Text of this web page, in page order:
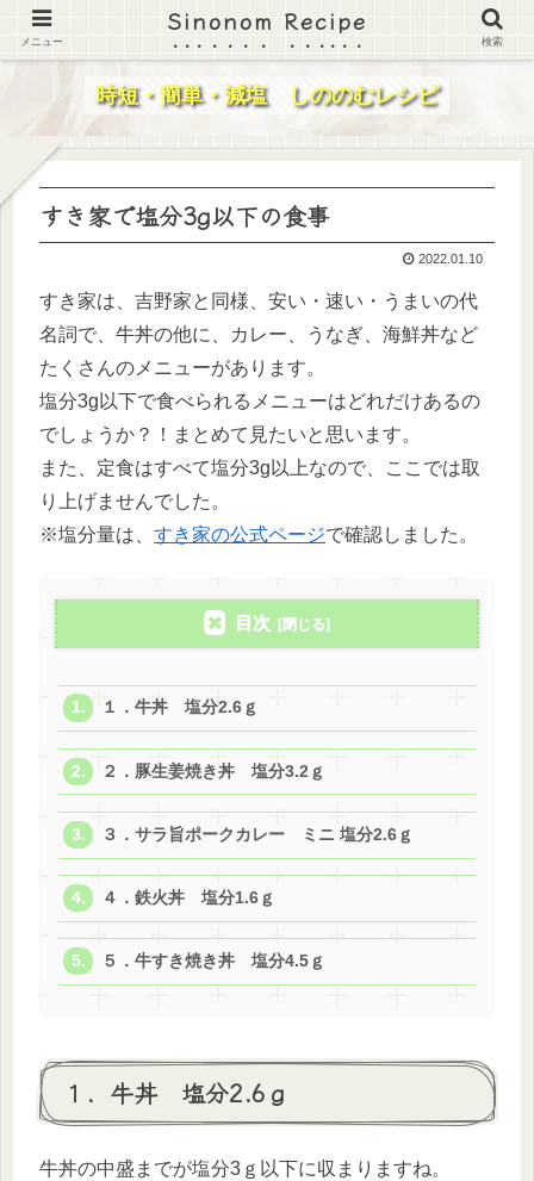
時短・簡単・減塩 しののむレシピ
すき家で塩分3g以下の食事
2022.01.10
すき家は、吉野家と同様、安い・速い・うまいの代
名詞で、牛丼の他に、カレー、うなぎ、海鮮丼など
たくさんのメニューがあります。
塩分3g以下で食べられるメニューはどれだけあるの
でしょうか？！まとめて見たいと思います。
また、定食はすべて塩分3g以上なので、ここでは取
り上げませんでした。
※塩分量は、 すき家の公式ページで確認しました。
目次
１．牛丼 塩分2.6ｇ
２．豚生姜焼き丼 塩分3.2ｇ
３．サラ旨ポークカレー ミニ 塩分2.6ｇ
４．鉄火丼 塩分1.6ｇ
５．牛すき焼き丼 塩分4.5ｇ
１．牛丼 塩分2.6ｇ
牛丼の中盛までが塩分3ｇ以下に収まりますね。
メニュー
Sinonom Recipe
検索